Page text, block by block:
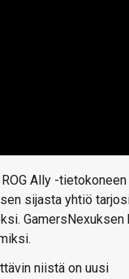
Ally -tietokoneen
sijasta yhtiö
GamersNexuksen
niistä on uusi